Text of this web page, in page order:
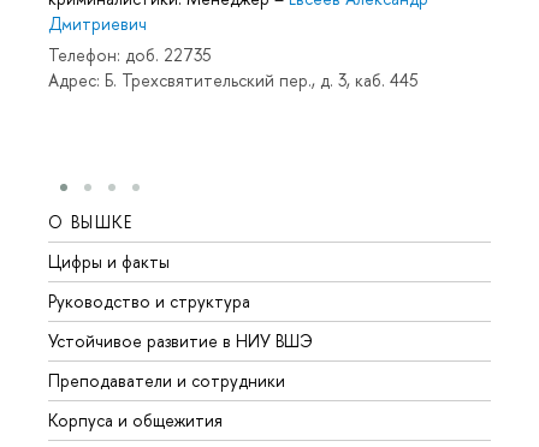
Дмитриевич
Телефон: доб. 22735
Адрес: Б. Трехсвятительский пер., д. 3, каб. 445
О ВЫШКЕ
Цифры и факты
Руководство и структура
Устойчивое развитие в НИУ ВШЭ
Преподаватели и сотрудники
Корпуса и общежития